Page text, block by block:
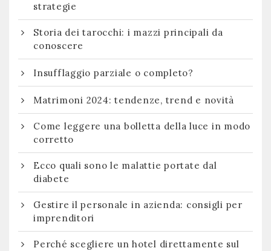
strategie
Storia dei tarocchi: i mazzi principali da
conoscere
Insufflaggio parziale o completo?
Matrimoni 2024: tendenze, trend e novità
Come leggere una bolletta della luce in modo
corretto
Ecco quali sono le malattie portate dal
diabete
Gestire il personale in azienda: consigli per
imprenditori
Perché scegliere un hotel direttamente sul